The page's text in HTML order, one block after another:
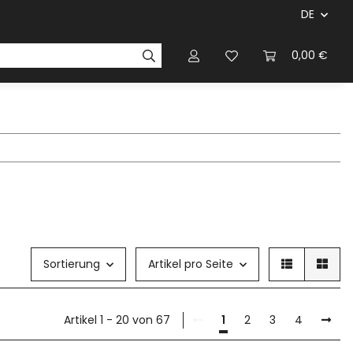
DE
0,00 €
Regelbücher Magazinen &
Sortierung Artikel pro Seite
Artikel 1 - 20 von 67 1 2 3 4